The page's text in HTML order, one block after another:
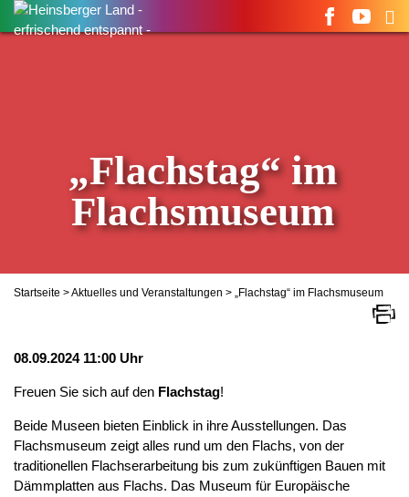
Suchen
nach:
„Flachstag“ im
Flachsmuseum
Startseite >Aktuelles und Veranstaltungen > „Flachstag“ im Flachsmuseum
08.09.2024 11:00 Uhr
Freuen Sie sich auf den Flachstag!
Beide Museen bieten Einblick in ihre Ausstellungen. Das
Flachsmuseum zeigt alles rund um den Flachs, von der
traditionellen Flachserarbeitung bis zum zukünftigen Bauen mit
Dämmplatten aus Flachs. Das Museum für Europäische